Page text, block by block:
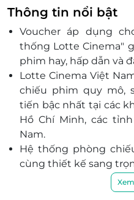
Tầng 5, TTTM Nowzone,
P.Nguyễn Cư Trinh, Q.1,
Tầng 2 Moonlight
Bình Thọ, Q. Thủ Đức, TP.
Tầng 2 Joy Citipoint, KCX
Trung, Q.Thủ Đức,
Tầng 4 Lotte Mart Phú
Hai, P.15, Q.11, TP.HCM
Tầng 7, Cantavil Premier,
lộ Hà Nội, P.An Phú, Q.2,
Đà Nẵng
Tầng 5&6 tòa nhà Lotte
Bắc, Q.Hải Châu, TP.Đà
Thông tin nổi bật
Voucher áp dụng
thống Lotte Cinema"
phim hay, hấp dẫn và
Lotte Cinema Việt
chiếu phim quy mô,
tiến bậc nhất tại các
Hồ Chí Minh, các
Nam.
Hệ thống phòng
cùng thiết kế sang
mang lại cho quý
điện ảnh, trải